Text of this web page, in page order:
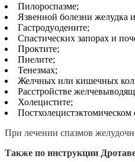
Пилороспазме;
Язвенной болезни желудка
Гастродуодените;
Спастических запорах и
Проктите;
Пиелите;
Тенезмах;
Желчных или кишечных
Расстройстве
Холецистите;
Постхолецистэктомическом
При лечении спазмов
Также по инструкции